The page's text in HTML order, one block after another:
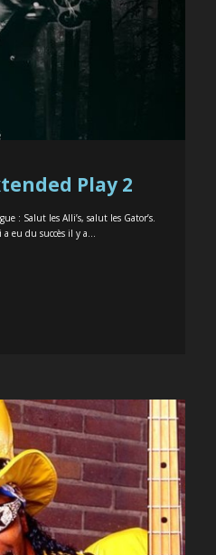
Play 2
: Salut les Alli’s, salut les Gator’s.
eu du succès il y a...